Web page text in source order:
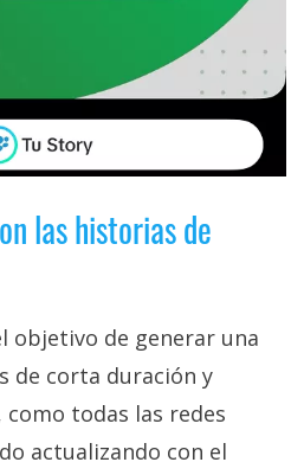
las historias de
objetivo de generar una
de corta duración y
como todas las redes
actualizando con el